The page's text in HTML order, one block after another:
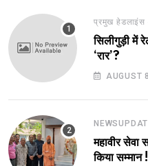
प्रमुख
सिलीगुड़ी में
‘रार’?
AUGUST
महावीर सेवा
किया सम्मान !